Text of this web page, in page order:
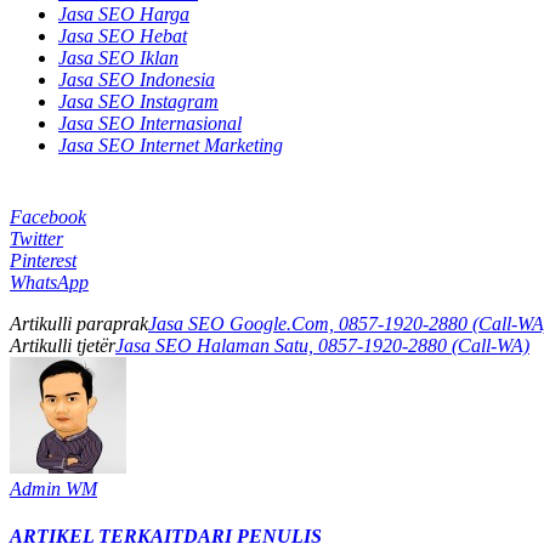
Jasa SEO Harga
Jasa SEO Hebat
Jasa SEO Iklan
Jasa SEO Indonesia
Jasa SEO Instagram
Jasa SEO Internasional
Jasa SEO Internet Marketing
Facebook
Twitter
Pinterest
WhatsApp
Artikulli paraprakJasa SEO Google.Com, 0857-1920-2880 (Call-
Artikulli tjetërJasa SEO Halaman Satu, 0857-1920-2880 (Call-WA)
Admin WM
ARTIKEL TERKAITDARI PENULIS